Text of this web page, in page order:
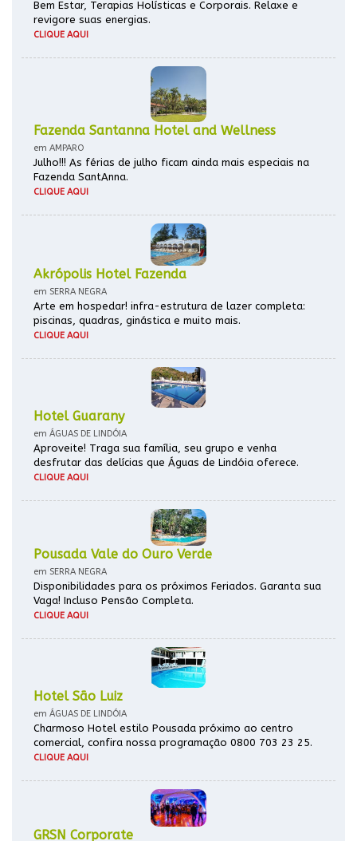
Bem Estar, Terapias Holísticas e Corporais. Relaxe e
revigore suas energias.
CLIQUE AQUI
Fazenda Santanna Hotel and Wellness
em AMPARO
Julho!!! As férias de julho ficam ainda mais especiais na
Fazenda SantAnna.
CLIQUE AQUI
Akrópolis Hotel Fazenda
em SERRA NEGRA
Arte em hospedar! infra-estrutura de lazer completa:
piscinas, quadras, ginástica e muito mais.
CLIQUE AQUI
Hotel Guarany
em ÁGUAS DE LINDÓIA
Aproveite! Traga sua família, seu grupo e venha
desfrutar das delícias que Águas de Lindóia oferece.
CLIQUE AQUI
Pousada Vale do Ouro Verde
em SERRA NEGRA
Disponibilidades para os próximos Feriados. Garanta sua
Vaga! Incluso Pensão Completa.
CLIQUE AQUI
Hotel São Luiz
em ÁGUAS DE LINDÓIA
Charmoso Hotel estilo Pousada próximo ao centro
comercial, confira nossa programação 0800 703 23 25.
CLIQUE AQUI
GRSN Corporate